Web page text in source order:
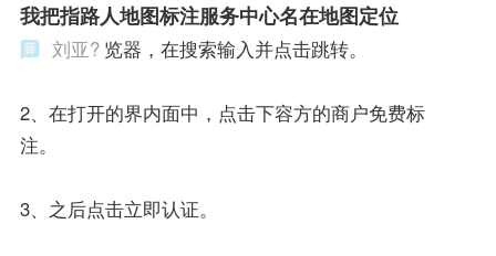
我把指路人地图标注服务中心名在地图定位
刘亚? 览器，在搜索输入并点击跳转。
2、在打开的界内面中，点击下容方的商户免费标
注。
3、之后点击立即认证。